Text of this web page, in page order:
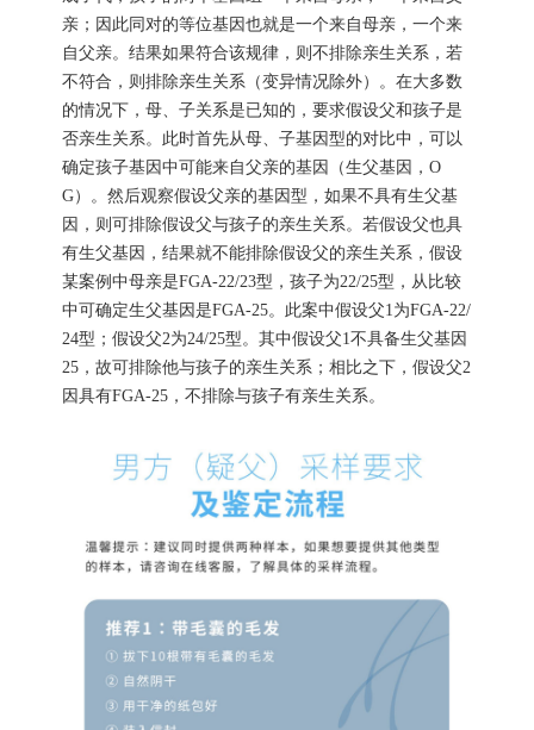
亲；因此同对的等位基因也就是一个来自母亲，一个来
自父亲。结果如果符合该规律，则不排除亲生关系，若
不符合，则排除亲生关系（变异情况除外）。在大多数
的情况下，母、子关系是已知的，要求假设父和孩子是
否亲生关系。此时首先从母、子基因型的对比中，可以
确定孩子基因中可能来自父亲的基因（生父基因，O
G）。然后观察假设父亲的基因型，如果不具有生父基
因，则可排除假设父与孩子的亲生关系。若假设父也具
有生父基因，结果就不能排除假设父的亲生关系，假设
某案例中母亲是FGA-22/23型，孩子为22/25型，从比较
中可确定生父基因是FGA-25。此案中假设父1为FGA-22/
24型；假设父2为24/25型。其中假设父1不具备生父基因
25，故可排除他与孩子的亲生关系；相比之下，假设父2
因具有FGA-25，不排除与孩子有亲生关系。